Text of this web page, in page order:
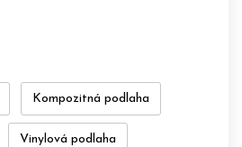
Kompozitná podlaha
Vinylová podlaha